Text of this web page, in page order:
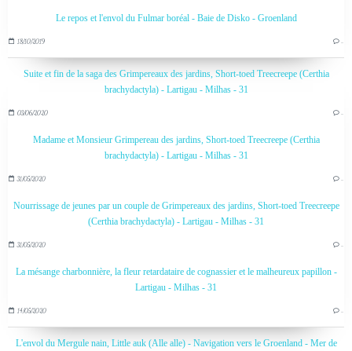
Le repos et l'envol du Fulmar boréal - Baie de Disko - Groenland
18/10/2019 …
Suite et fin de la saga des Grimpereaux des jardins, Short-toed Treecreepe (Certhia
brachydactyla) - Lartigau - Milhas - 31
03/06/2020 …
Madame et Monsieur Grimpereau des jardins, Short-toed Treecreepe (Certhia
brachydactyla) - Lartigau - Milhas - 31
31/05/2020 …
Nourrissage de jeunes par un couple de Grimpereaux des jardins, Short-toed Treecreepe
(Certhia brachydactyla) - Lartigau - Milhas - 31
31/05/2020 …
La mésange charbonnière, la fleur retardataire de cognassier et le malheureux papillon -
Lartigau - Milhas - 31
14/05/2020 …
L'envol du Mergule nain, Little auk (Alle alle) - Navigation vers le Groenland - Mer de